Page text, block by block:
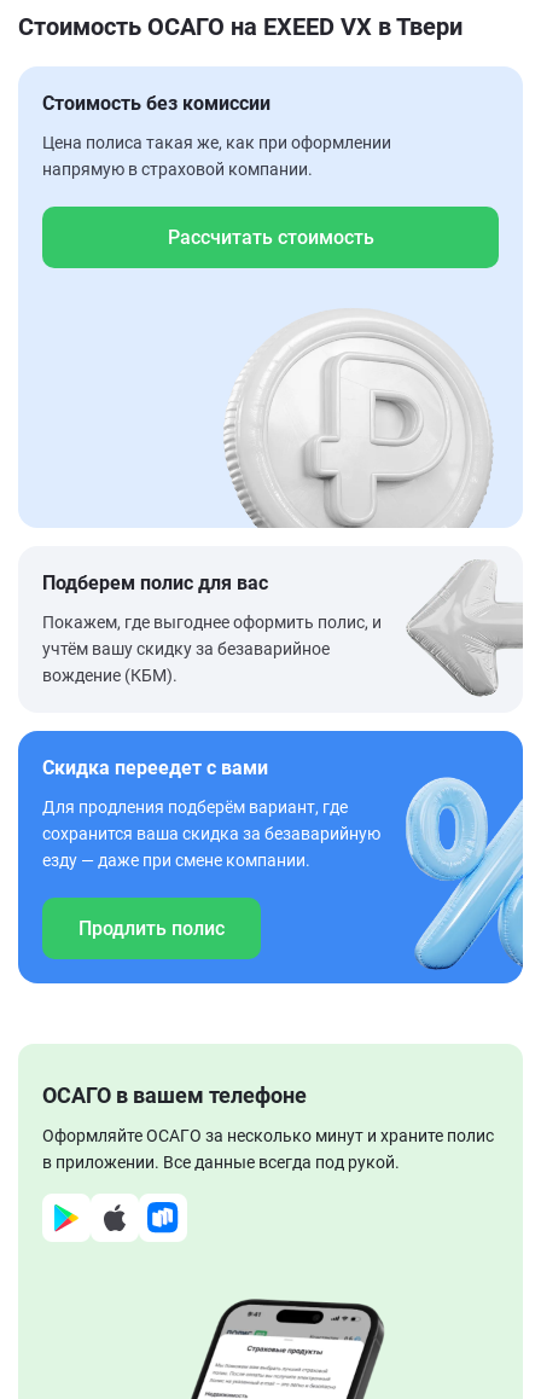
Стоимость ОСАГО на EXEED VX в Твери
Стоимость без комиссии
Цена полиса такая же, как при оформлении
напрямую в страховой компании.
Рассчитать стоимость
Подберем полис для вас
Покажем, где выгоднее оформить полис, и
учтём вашу скидку за безаварийное
вождение (КБМ).
Скидка переедет с вами
Для продления подберём вариант, где
сохранится ваша скидка за безаварийную
езду — даже при смене компании.
Продлить полис
ОСАГО в вашем телефоне
Оформляйте ОСАГО за несколько минут и храните полис
в приложении. Все данные всегда под рукой.